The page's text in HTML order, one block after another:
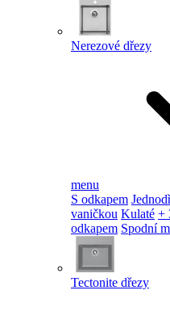
Nerezové dřezy
menu
S odkapem
vaničkou Kulaté +
odkapem Spodní
Tectonite dřezy